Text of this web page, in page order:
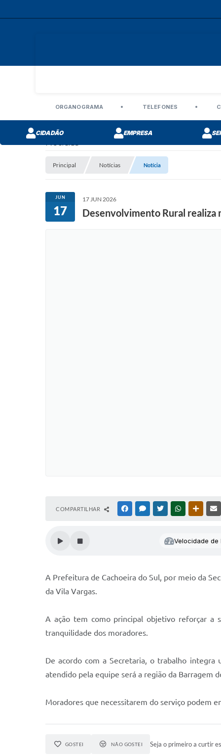
ORGANOGRAMA TELEFONES
CIDADÃO EMPRESA
Principal Notícias Notícia
JUN
17
17 JUN 2026
Desenvolvimento Rural realiza
COMPARTILHAR FACEBOOKMESSENGER
TWITTERWHATSAPP
Velocidade de
A Prefeitura de Cachoeira do Sul, por meio da
da Vila Vargas.
A ação tem como principal objetivo reforçar a
tranquilidade dos moradores.
De acordo com a Secretaria, o trabalho
atendido pela equipe será a região da Barragem
Moradores que necessitarem do serviço podem
GOSTEI NÃO GOSTEI Seja o primeiro a curtir